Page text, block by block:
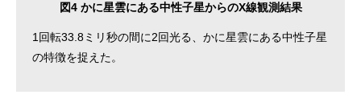
図4 かに星雲にある中性子星からのX線観測結果
1回転33.8ミリ秒の間に2回光る、かに星雲にある中性子星
の特徴を捉えた。